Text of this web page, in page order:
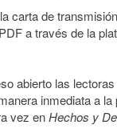
carta de
a través de la
abierto las
inmediata a
vez enHechos y